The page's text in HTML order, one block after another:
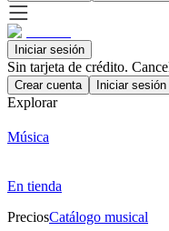
Iniciar sesión
Sin tarjeta de crédito.
Crear cuenta Iniciar sesión
Explorar
Música
En tienda
PreciosCatálogo musical